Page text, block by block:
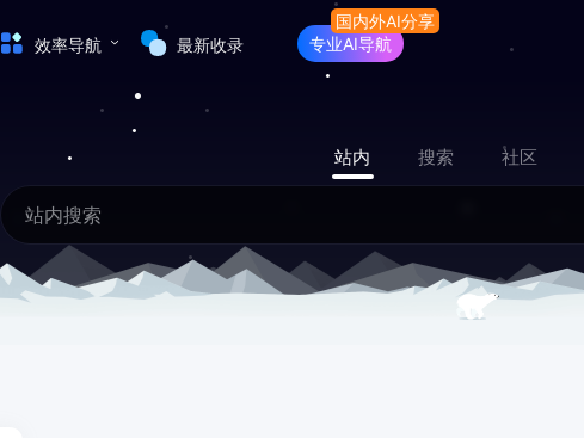
效率导航 最新收录 专业AI导航
站内 搜索 社区